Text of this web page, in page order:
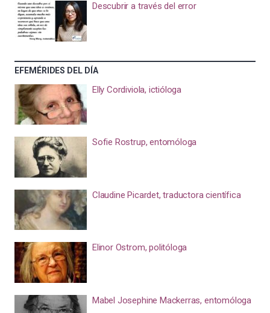
Descubrir a través del error
EFEMÉRIDES DEL DÍA
Elly Cordiviola, ictióloga
Sofie Rostrup, entomóloga
Claudine Picardet, traductora científica
Elinor Ostrom, politóloga
Mabel Josephine Mackerras, entomóloga